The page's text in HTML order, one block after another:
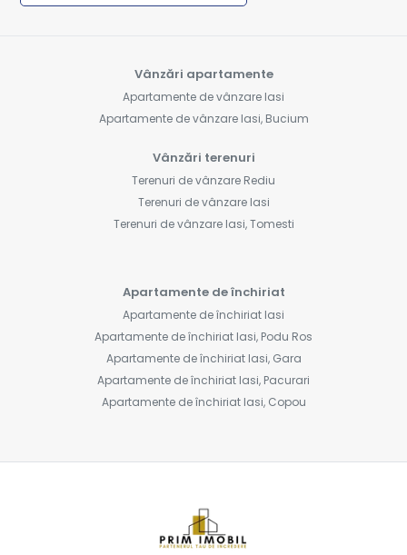
Vânzări apartamente
Apartamente de vânzare Iasi
Apartamente de vânzare Iasi, Bucium
Vânzări terenuri
Terenuri de vânzare Rediu
Terenuri de vânzare Iasi
Terenuri de vânzare Iasi, Tomesti
Apartamente de închiriat
Apartamente de închiriat Iasi
Apartamente de închiriat Iasi, Podu Ros
Apartamente de închiriat Iasi, Gara
Apartamente de închiriat Iasi, Pacurari
Apartamente de închiriat Iasi, Copou